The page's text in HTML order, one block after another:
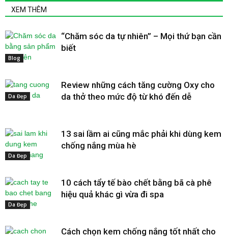
XEM THÊM
Blog
“Chăm sóc da tự nhiên” – Mọi thứ bạn cần
biết
Da Đẹp
Review những cách tăng cường Oxy cho
da thở theo mức độ từ khó đến dễ
Da Đẹp
13 sai lầm ai cũng mắc phải khi dùng kem
chống nắng mùa hè
Da Đẹp
10 cách tẩy tế bào chết bằng bã cà phê
hiệu quả khác gì vừa đi spa
Cách chọn kem chống nắng tốt nhất cho